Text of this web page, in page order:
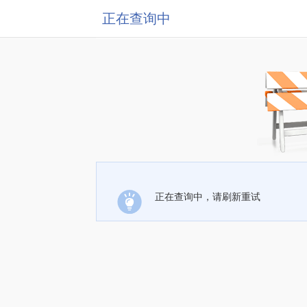
正在查询中
正在查询中，请刷新重试